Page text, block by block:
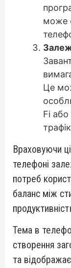
може
Це
Fi
Враховуючи
телефоні
потреб
баланс між
Тема в
створення
та